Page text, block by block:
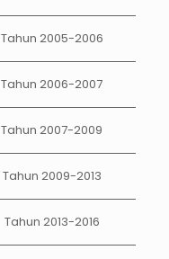
Tahun 2005-2006
Tahun 2006-2007
Tahun 2007-2009
Tahun 2009-2013
Tahun 2013-2016